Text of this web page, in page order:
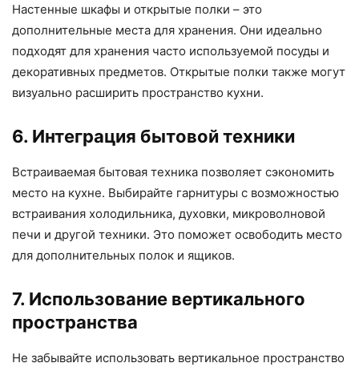
Настенные шкафы и открытые полки – это
дополнительные места для хранения. Они идеально
подходят для хранения часто используемой посуды и
декоративных предметов. Открытые полки также могут
визуально расширить пространство кухни.
6. Интеграция бытовой техники
Встраиваемая бытовая техника позволяет сэкономить
место на кухне. Выбирайте гарнитуры с возможностью
встраивания холодильника, духовки, микроволновой
печи и другой техники. Это поможет освободить место
для дополнительных полок и ящиков.
7. Использование вертикального
пространства
Не забывайте использовать вертикальное пространство